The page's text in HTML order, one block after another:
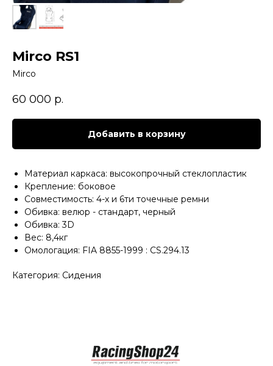
Mirco RS1
Mirco
60 000 р.
Добавить в корзину
Материал каркаса: высокопрочный стеклопластик
Крепление: боковое
Совместимость: 4-х и 6ти точечные ремни
Обивка: велюр - стандарт, черный
Обивка: 3D
Вес: 8,4кг
Омологация: FIA 8855-1999 : CS.294.13
Категория: Сидения